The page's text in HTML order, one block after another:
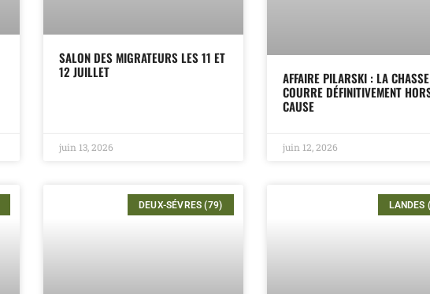
SALON DES MIGRATEURS LES 11 ET
12 JUILLET
juin 13, 2026
AFFAIRE PILARSKI : LA
COURRE DÉFINITIVEMENT
CAUSE
juin 12, 2026
DEUX-SÉVRES (79) LANDES